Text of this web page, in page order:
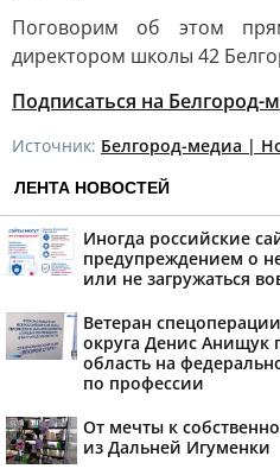
Поговорим об этом
директором школы 42
Подписаться на Белгород-
Источник: Белгород-медиа |
ЛЕНТА НОВОСТЕЙ
Иногда российские
предупреждением о
или не загружаться
Ветеран
округа Денис Анищук
область на
по профессии
От мечты к
из Дальней Игуменки